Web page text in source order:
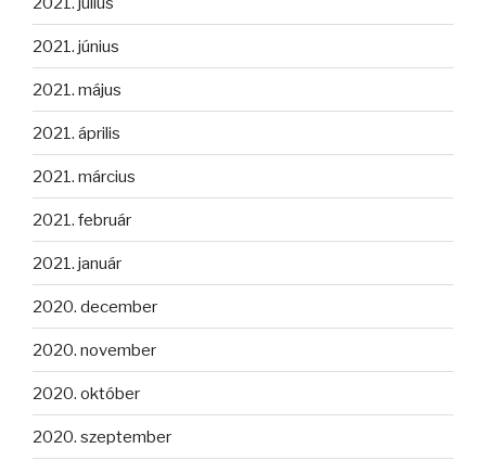
2021. június
2021. május
2021. április
2021. március
2021. február
2021. január
2020. december
2020. november
2020. október
2020. szeptember